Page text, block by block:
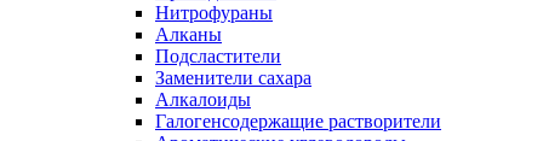
Нитрофураны
Алканы
Подсластители
Заменители сахара
Алкалоиды
Галогенсодержащие растворители